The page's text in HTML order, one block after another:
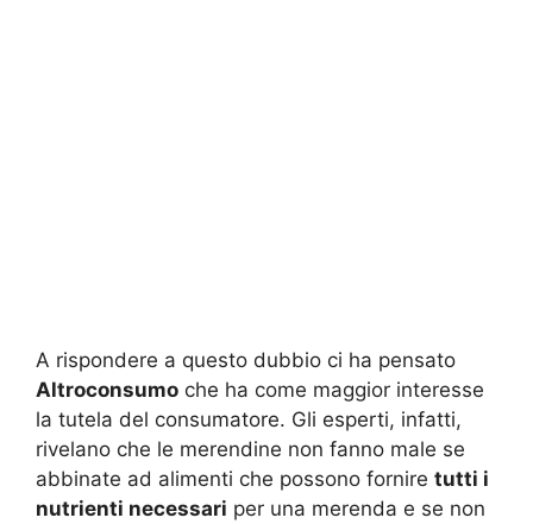
A rispondere a questo dubbio ci ha pensato
Altroconsumo che ha come maggior interesse
la tutela del consumatore. Gli esperti, infatti,
rivelano che le merendine non fanno male se
abbinate ad alimenti che possono fornire tutti i
nutrienti necessari per una merenda e se non